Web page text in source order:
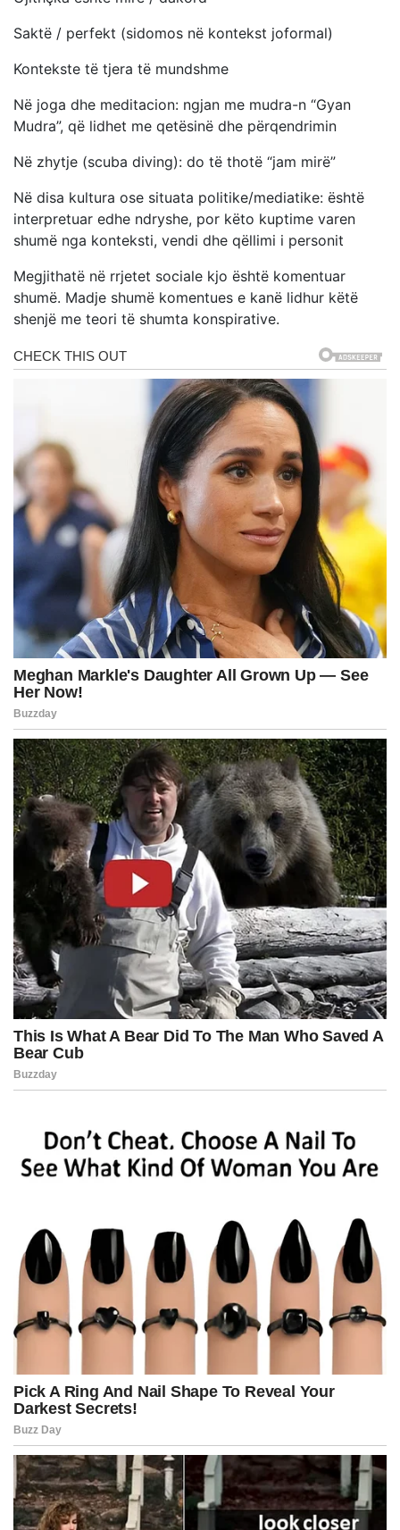
Saktë / perfekt (sidomos në kontekst joformal)
Kontekste të tjera të mundshme
Në joga dhe meditacion: ngjan me mudra-n “Gyan
Mudra”, që lidhet me qetësinë dhe përqendrimin
Në zhytje (scuba diving): do të thotë “jam mirë”
Në disa kultura ose situata politike/mediatike: është
interpretuar edhe ndryshe, por këto kuptime varen
shumë nga konteksti, vendi dhe qëllimi i personit
Megjithatë në rrjetet sociale kjo është komentuar
shumë. Madje shumë komentues e kanë lidhur këtë
shenjë me teori të shumta konspirative.